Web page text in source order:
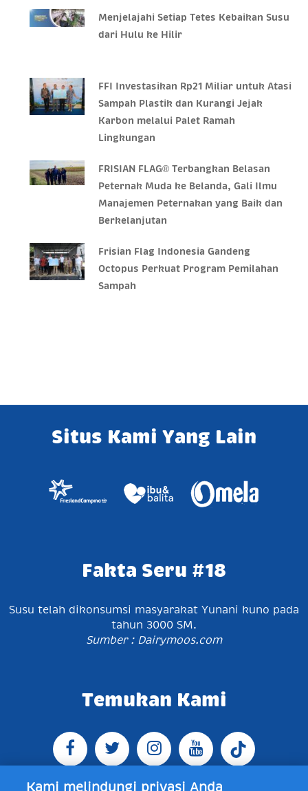
Menjelajahi Setiap Tetes Kebaikan Susu
dari Hulu ke Hilir
FFI Investasikan Rp21 Miliar untuk Atasi
Sampah Plastik dan Kurangi Jejak
Karbon melalui Palet Ramah
Lingkungan
FRISIAN FLAG® Terbangkan Belasan
Peternak Muda ke Belanda, Gali Ilmu
Manajemen Peternakan yang Baik dan
Berkelanjutan
Frisian Flag Indonesia Gandeng
Octopus Perkuat Program Pemilahan
Sampah
Situs Kami Yang Lain
Fakta Seru #18
Susu telah dikonsumsi masyarakat Yunani kuno pada
tahun 3000 SM.
Sumber : Dairymoos.com
Temukan Kami
Kami melindungi privasi Anda